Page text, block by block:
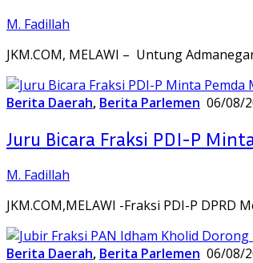
M. Fadillah
JKM.COM, MELAWI – Untung
Berita Daerah, Berita Parlemen 06/08/
Juru Bicara Fraksi PDI-P
M. Fadillah
JKM.COM,MELAWI -Fraksi PDI-P
Berita Daerah, Berita Parlemen 06/08/